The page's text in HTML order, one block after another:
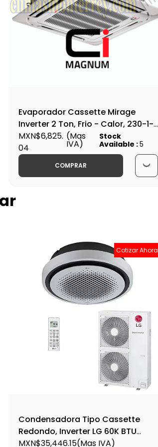
Evaporador Cassette Mirage
Inverter 2 Ton, Frio - Calor, 230-1-
60, Magnum Series - SETEFC241M
MXN$6,825.
04
(Mas
IVA)
Stock
Available :5
COMPRAR
Cotizar Ahora
Condensadora Tipo Cassette
Redondo, Inverter LG 60K BTU
220V Frio/Calor - AUUW60GH3
MXN$35,446.15(Mas IVA)